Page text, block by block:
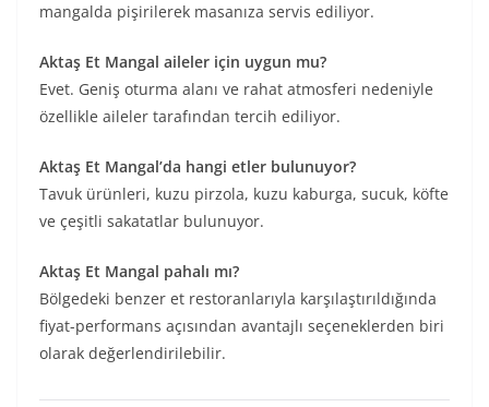
mangalda pişirilerek masanıza servis ediliyor.
Aktaş Et Mangal aileler için uygun mu?
Evet. Geniş oturma alanı ve rahat atmosferi nedeniyle
özellikle aileler tarafından tercih ediliyor.
Aktaş Et Mangal’da hangi etler bulunuyor?
Tavuk ürünleri, kuzu pirzola, kuzu kaburga, sucuk, köfte
ve çeşitli sakatatlar bulunuyor.
Aktaş Et Mangal pahalı mı?
Bölgedeki benzer et restoranlarıyla karşılaştırıldığında
fiyat-performans açısından avantajlı seçeneklerden biri
olarak değerlendirilebilir.